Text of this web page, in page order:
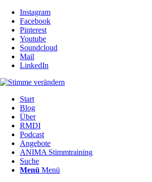
Instagram
Facebook
Pinterest
Youtube
Soundcloud
Mail
LinkedIn
Start
Blog
Über
RMDI
Podcast
Angebote
ANIMA Stimmtraining
Suche
Menü Menü